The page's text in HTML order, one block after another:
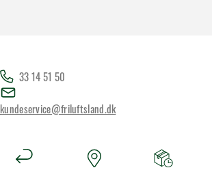
33 14 51 50
kundeservice@friluftsland.dk